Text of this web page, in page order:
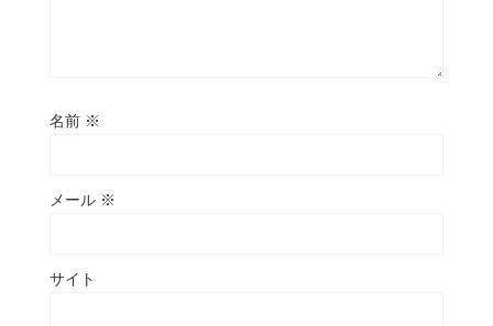
名前 ※
メール ※
サイト